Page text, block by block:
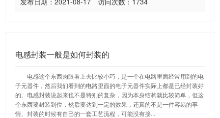
电感封装一般是如何封装的
电感这个东西肉眼看上去比较小巧，是一个在电路里面经常用到的电
子元器件，然后我们看到的电路里面的电子元器件实际上都是已经封装好
的。电感封装说起来也不是特别的复杂，因为本身结构就比较简单，但这
个东西要封装到位，然后要达到一定的效果，还真的不是一件容易的事
情。封装的时候有自己的一套工艺流程，可能没有接...